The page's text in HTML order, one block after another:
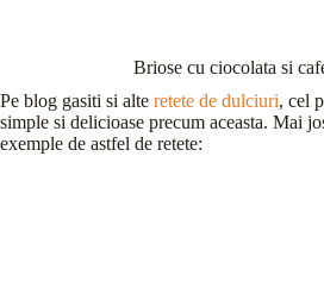
Briose cu ciocolata si
Pe blog gasiti si alte retete de dulciuri, cel
simple si delicioase precum aceasta. Mai
exemple de astfel de retete: